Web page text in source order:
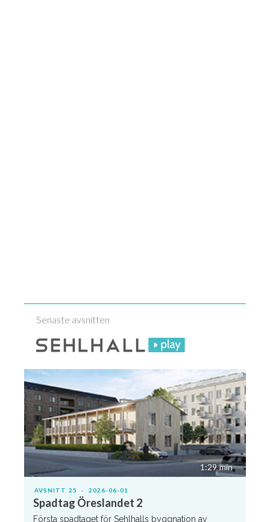
Senaste avsnitten
1:29 min
AVSNITT 25 - 2026-06-01
Spadtag Öreslandet 2
Första spadtaget för Sehlhalls byggnation av